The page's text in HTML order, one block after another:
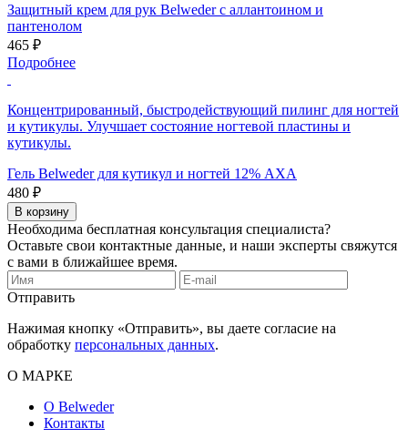
Защитный крем для рук Belweder с аллантоином и
пантенолом
465 ₽
Подробнее
Концентрированный, быстродействующий пилинг для ногтей
и кутикулы. Улучшает состояние ногтевой пластины и
кутикулы.
Гель Belweder для кутикул и ногтей 12% АХА
480 ₽
В корзину
Необходима бесплатная консультация специалиста?
Оставьте свои контактные данные, и наши эксперты свяжутся
с вами в ближайшее время.
Отправить
Нажимая кнопку «Отправить», вы даете согласие на
обработку персональных данных.
О МАРКЕ
О Belweder
Контакты